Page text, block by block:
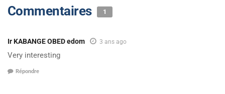
Commentaires 1
Ir KABANGE OBED edom 3 ans ago
Very interesting
Répondre